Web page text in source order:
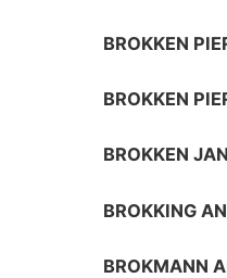
BROKKEN
BROKKEN
BROKKEN JAN
BROKKING
BROKMANN